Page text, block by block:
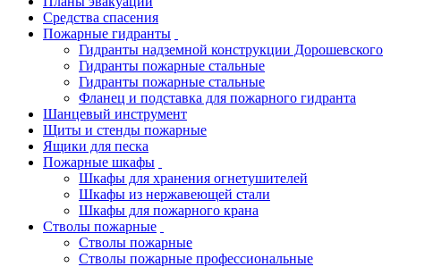
Средства спасения
Пожарные гидранты
Гидранты надземной конструкции Дорошевского
Гидранты пожарные стальные
Гидранты пожарные стальные
Фланец и подставка для пожарного гидранта
Шанцевый инструмент
Щиты и стенды пожарные
Ящики для песка
Пожарные шкафы
Шкафы для хранения огнетушителей
Шкафы из нержавеющей стали
Шкафы для пожарного крана
Стволы пожарные
Стволы пожарные
Стволы пожарные профессиональные